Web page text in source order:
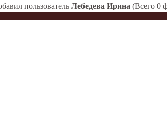
пользователь Лебедева Ирина (Всего 0